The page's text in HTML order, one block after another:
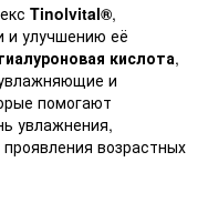
Tinolvital®,
улучшению её
гиалуроновая кислота,
и
помогают
увлажнения,
возрастных